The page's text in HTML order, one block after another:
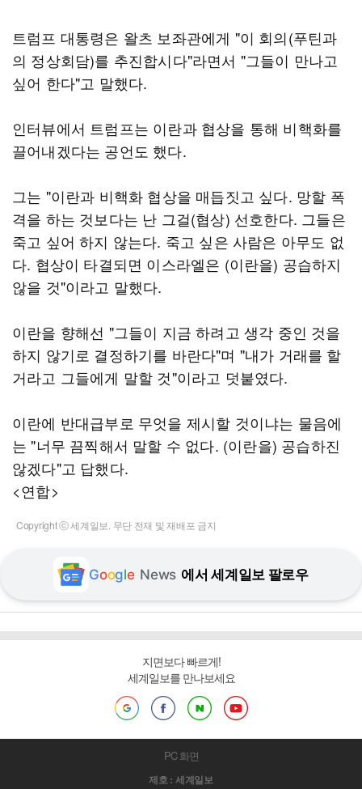
트럼프 대통령은 왈츠 보좌관에게 "이 회의(푸틴과
의 정상회담)를 추진합시다"라면서 "그들이 만나고
싶어 한다"고 말했다.
인터뷰에서 트럼프는 이란과 협상을 통해 비핵화를
끌어내겠다는 공언도 했다.
그는 "이란과 비핵화 협상을 매듭짓고 싶다. 망할 폭
격을 하는 것보다는 난 그걸(협상) 선호한다. 그들은
죽고 싶어 하지 않는다. 죽고 싶은 사람은 아무도 없
다. 협상이 타결되면 이스라엘은 (이란을) 공습하지
않을 것"이라고 말했다.
이란을 향해선 "그들이 지금 하려고 생각 중인 것을
하지 않기로 결정하기를 바란다"며 "내가 거래를 할
거라고 그들에게 말할 것"이라고 덧붙였다.
이란에 반대급부로 무엇을 제시할 것이냐는 물음에
는 "너무 끔찍해서 말할 수 없다. (이란을) 공습하진
않겠다"고 답했다.
<연합>
Copyright ⓒ 세계일보. 무단 전재 및 재배포 금지
Google News 에서 세계일보 팔로우
지면보다 빠르게!
세계일보를 만나보세요
PC 화면
제호 : 세계일보